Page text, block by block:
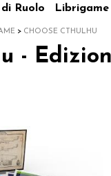
Ruolo Librigame
CHOOSE CTHULHU
-